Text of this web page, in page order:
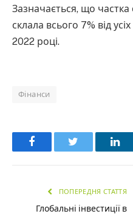
Зазначається, що частка
склала всього 7% від
2022 році.
Фінанси
Facebook
ПОПЕРЕДНЯ СТАТТЯ
Глобальні інвестиції в